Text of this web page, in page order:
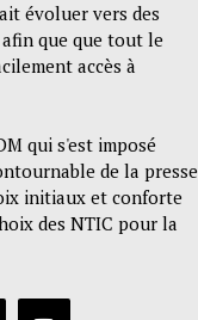
évoluer vers des
que que tout le
accès à
qui s'est imposé
de la presse
initiaux et conforte
des NTIC pour la